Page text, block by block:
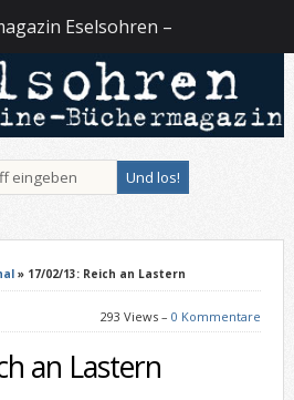
» 17/02/13: Reich an Lastern
293 Views –0 Kommentare
an Lastern
Eselsohren –